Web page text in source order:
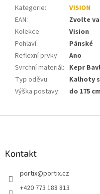
Kategorie:
VISION
EAN:
Zvolte
Kolekce:
Vision
Pohlaví:
Pánské
Reflexní prvky:
Ano
Svrchní materiál: Kepr
Typ oděvu:
Kalhoty
Výška postavy: do 175 cm
Kontakt
portix@portix.cz
+420 773 188 813